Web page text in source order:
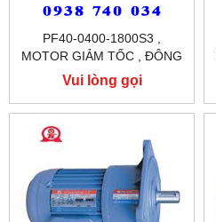
PF40-0400-1800S3 ,
MOTOR GIẢM TỐC , ĐÔNG
CƠ GIẢM TỐC MẶT BÍCH
TUNGLEE
Vui lòng gọi